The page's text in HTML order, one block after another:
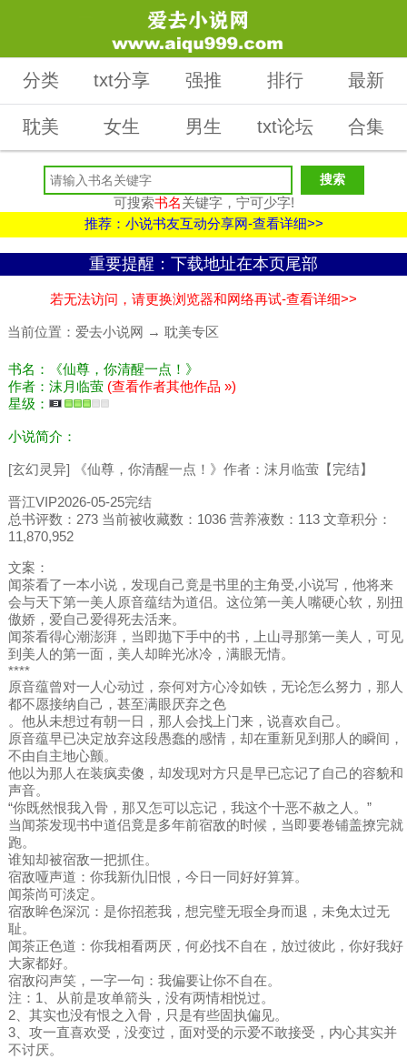
分类 txt分享 强推 排行 最新
耽美 女生 男生 txt论坛 合集
可搜索书名关键字，宁可少字!
推荐：小说书友互动分享网-查看详细>>
重要提醒：下载地址在本页尾部
若无法访问，请更换浏览器和网络再试-查看详细>>
当前位置： 爱去小说网 → 耽美专区
书名：《仙尊，你清醒一点！》
作者：沫月临萤 (查看作者其他作品 »)
星级：
小说简介：
[玄幻灵异] 《仙尊，你清醒一点！》作者：沫月临萤【完结】
晋江VIP2026-05-25完结
总书评数：273 当前被收藏数：1036 营养液数：113 文章积分：
11,870,952
文案：
闻茶看了一本小说，发现自己竟是书里的主角受,小说写，他将来
会与天下第一美人原音蕴结为道侣。这位第一美人嘴硬心软，别扭
傲娇，爱自己爱得死去活来。
闻茶看得心潮澎湃，当即抛下手中的书，上山寻那第一美人，可见
到美人的第一面，美人却眸光冰冷，满眼无情。
****
原音蕴曾对一人心动过，奈何对方心冷如铁，无论怎么努力，那人
都不愿接纳自己，甚至满眼厌弃之色
。他从未想过有朝一日，那人会找上门来，说喜欢自己。
原音蕴早已决定放弃这段愚蠢的感情，却在重新见到那人的瞬间，
不由自主地心颤。
他以为那人在装疯卖傻，却发现对方只是早已忘记了自己的容貌和
声音。
“你既然恨我入骨，那又怎可以忘记，我这个十恶不赦之人。”
当闻茶发现书中道侣竟是多年前宿敌的时候，当即要卷铺盖撩完就
跑。
谁知却被宿敌一把抓住。
宿敌哑声道：你我新仇旧恨，今日一同好好算算。
闻茶尚可淡定。
宿敌眸色深沉：是你招惹我，想完璧无瑕全身而退，未免太过无
耻。
闻茶正色道：你我相看两厌，何必找不自在，放过彼此，你好我好
大家都好。
宿敌闷声笑，一字一句：我偏要让你不自在。
注：1、从前是攻单箭头，没有两情相悦过。
2、其实也没有恨之入骨，只是有些固执偏见。
3、攻一直喜欢受，没变过，面对受的示爱不敢接受，内心其实并
不讨厌。